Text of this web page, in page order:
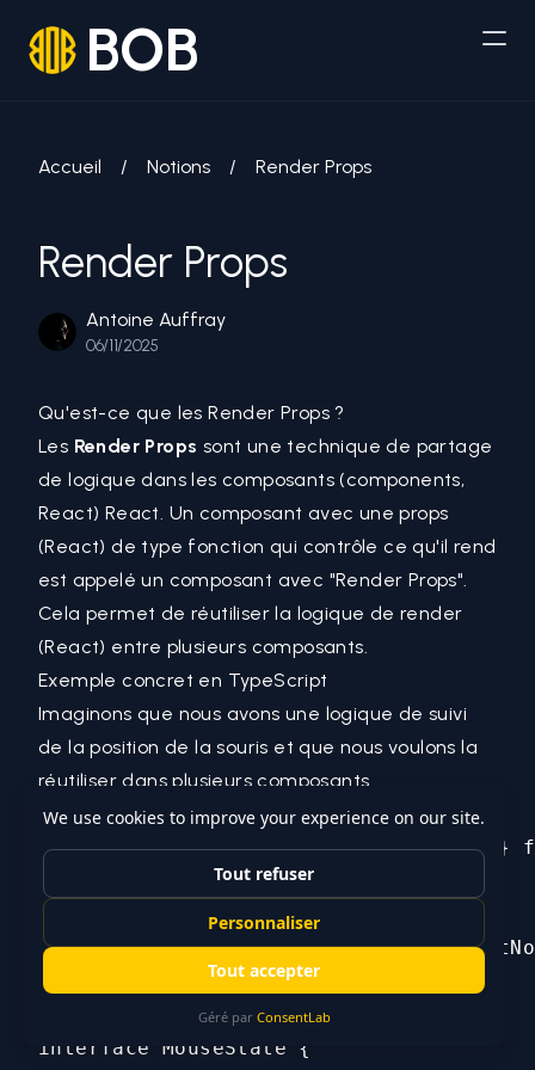
BOB
Accueil / Notions / Render Props
Render Props
Antoine Auffray
06/11/2025
Qu'est-ce que les Render Props ?
Les Render Props sont une technique de partage
de logique dans les composants (components,
React) React. Un composant avec uneprops
(React) de type fonction qui contrôle ce qu'il rend
est appelé un composant avec "Render Props".
Cela permet de réutiliser la logique de render
(React) entre plusieurs composants.
Exemple concret en TypeScript
Imaginons que nous avons une logique de suivi
de la position de la souris et que nous voulons la
réutiliser dans plusieurs composants.
Étape 1 : Créer un composant avec Render Props
import React, { Component, ReactNode
interface MouseProps {
render: (state: MouseState) =>
}
interface MouseState {